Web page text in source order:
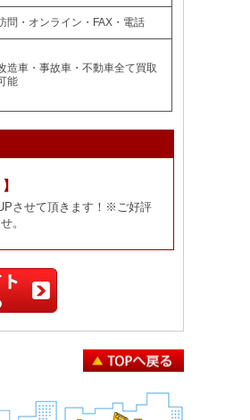
問・オンライン・FAX・電話
造車・事故車・不動車全て買取
能
させて頂きます！※ご好評
。